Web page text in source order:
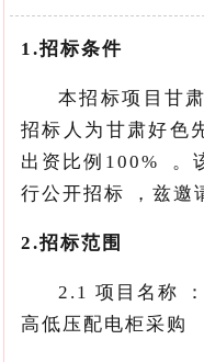
1.招标条件
本招标项目甘
招标人为甘肃好色
出资比例 100%
行公开招标，兹
2.招标范围
2.1项目名称
高低压配电柜采购